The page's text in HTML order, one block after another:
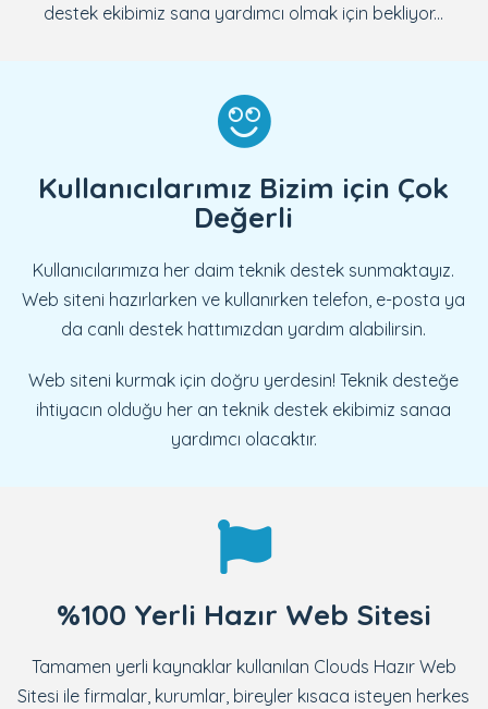
destek ekibimiz sana yardımcı olmak için bekliyor...
Kullanıcılarımız Bizim için Çok
Değerli
Kullanıcılarımıza her daim teknik destek sunmaktayız.
Web siteni hazırlarken ve kullanırken telefon, e-posta ya
da canlı destek hattımızdan yardım alabilirsin.
Web siteni kurmak için doğru yerdesin! Teknik desteğe
ihtiyacın olduğu her an teknik destek ekibimiz sanaa
yardımcı olacaktır.
%100 Yerli Hazır Web Sitesi
Tamamen yerli kaynaklar kullanılan Clouds Hazır Web
Sitesi ile firmalar, kurumlar, bireyler kısaca isteyen herkes